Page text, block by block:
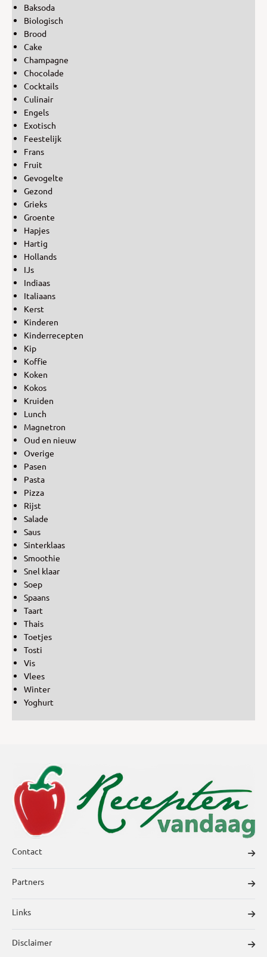
Baksoda
Biologisch
Brood
Cake
Champagne
Chocolade
Cocktails
Culinair
Engels
Exotisch
Feestelijk
Frans
Fruit
Gevogelte
Gezond
Grieks
Groente
Hapjes
Hartig
Hollands
IJs
Indiaas
Italiaans
Kerst
Kinderen
Kinderrecepten
Kip
Koffie
Koken
Kokos
Kruiden
Lunch
Magnetron
Oud en nieuw
Overige
Pasen
Pasta
Pizza
Rijst
Salade
Saus
Sinterklaas
Smoothie
Snel klaar
Soep
Spaans
Taart
Thais
Toetjes
Tosti
Vis
Vlees
Winter
Yoghurt
Contact
Partners
Links
Disclaimer